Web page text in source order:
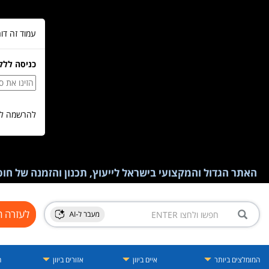
האתר הגדול והמקצועי בישראל לייעוץ, תכנון והזמנה של
לעזרה
המומלצים ביותר איים ביוון אזורים ביוון
עמוד זה
כניסה
להרשמה